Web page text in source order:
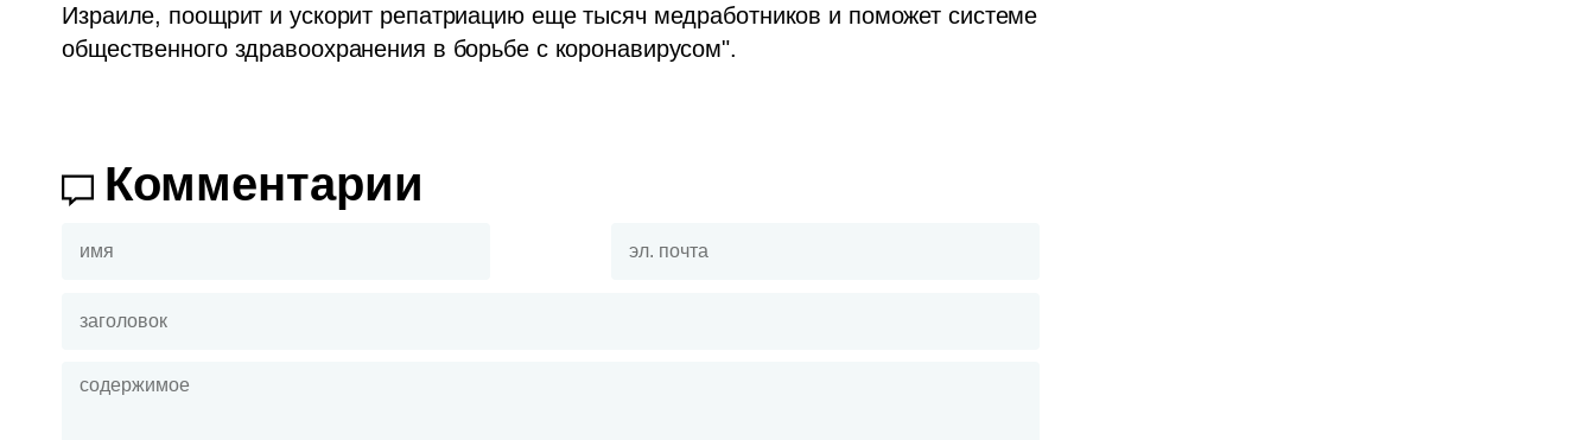
Израиле, поощрит и ускорит репатриацию еще тысяч медработников и поможет системе
общественного здравоохранения в борьбе с коронавирусом".
Комментарии